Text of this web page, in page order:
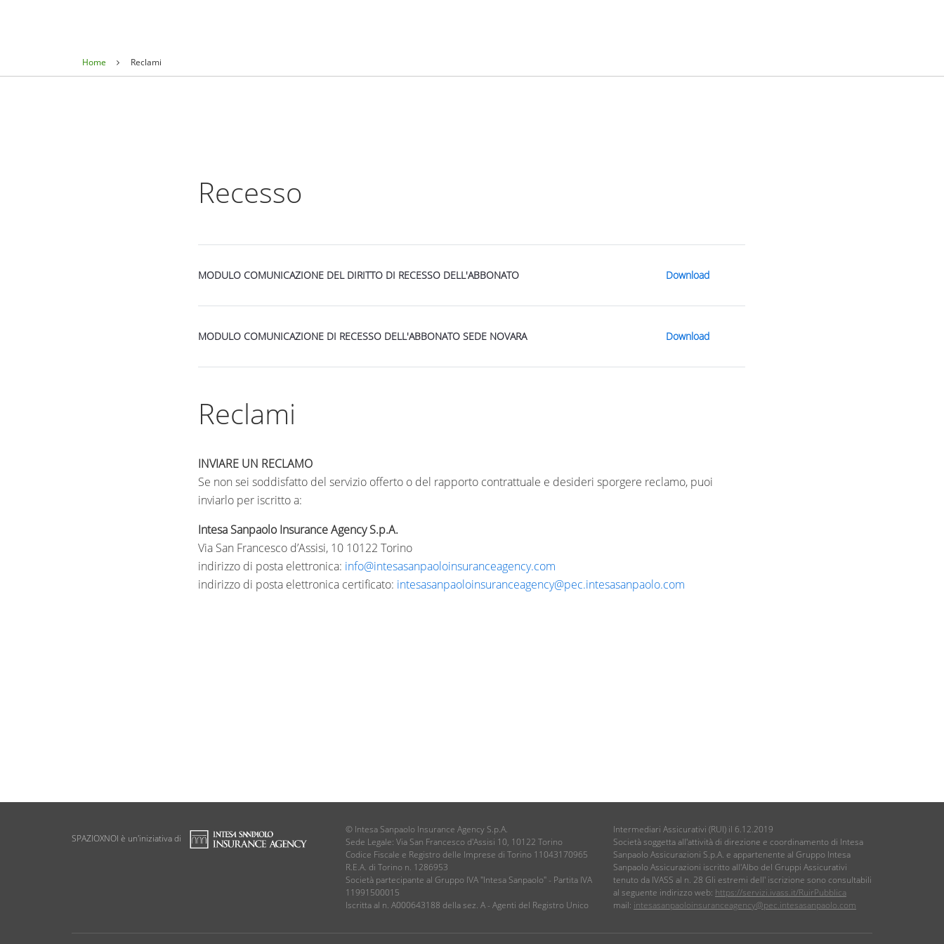
Home Reclami
Recesso
MODULO COMUNICAZIONE DEL DIRITTO DI RECESSO DELL'ABBONATO Download
MODULO COMUNICAZIONE DI RECESSO DELL'ABBONATO SEDE NOVARA Download
Reclami
INVIARE UN RECLAMO
Se non sei soddisfatto del servizio offerto o del rapporto contrattuale e desideri sporgere reclamo, puoi
inviarlo per iscritto a:
Intesa Sanpaolo Insurance Agency S.p.A.
Via San Francesco d’Assisi, 10 10122 Torino
indirizzo di posta elettronica: info@intesasanpaoloinsuranceagency.com
indirizzo di posta elettronica certificato: intesasanpaoloinsuranceagency@pec.intesasanpaolo.com
SPAZIOXNOI è un'iniziativa di
© Intesa Sanpaolo Insurance Agency S.p.A.
Sede Legale: Via San Francesco d'Assisi 10, 10122 Torino
Codice Fiscale e Registro delle Imprese di Torino 11043170965
R.E.A. di Torino n. 1286953
Società partecipante al Gruppo IVA "Intesa Sanpaolo" - Partita IVA
11991500015
Iscritta al n. A000643188 della sez. A - Agenti del Registro Unico
Intermediari Assicurativi (RUI) il 6.12.2019
Società soggetta all'attività di direzione e coordinamento di Intesa
Sanpaolo Assicurazioni S.p.A. e appartenente al Gruppo Intesa
Sanpaolo Assicurazioni iscritto all'Albo del Gruppi Assicurativi
tenuto da IVASS al n. 28 Gli estremi dell' iscrizione sono consultabili
al seguente indirizzo web: https://servizi.ivass.it/RuirPubblica
mail: intesasanpaoloinsuranceagency@pec.intesasanpaolo.com